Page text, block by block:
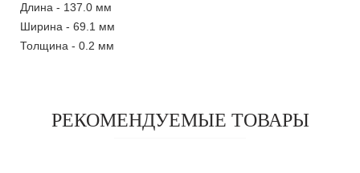
Длина - 137.0 мм
Ширина - 69.1 мм
Толщина - 0.2 мм
РЕКОМЕНДУЕМЫЕ ТОВАРЫ